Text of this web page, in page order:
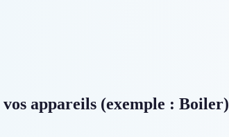
appareils (exemple : Boiler)